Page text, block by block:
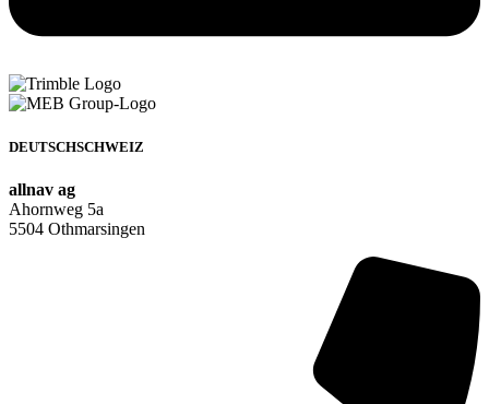
DEUTSCHSCHWEIZ
allnav ag
Ahornweg 5a
5504 Othmarsingen